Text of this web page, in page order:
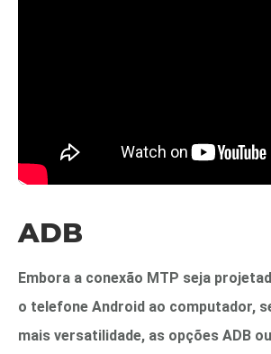
ADB
Embora a conexão MTP seja
o telefone Android ao computador,
mais versatilidade, as opções ADB